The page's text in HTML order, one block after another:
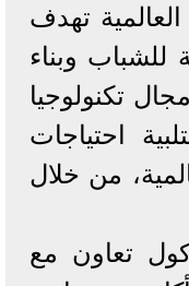
تهدف
للشباب وبناء
تكنولوجيا
احتياجات
من خلال
تعاون مع